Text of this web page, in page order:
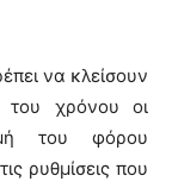
να κλείσουν
του χρόνου οι
του φόρου
ρυθμίσεις που